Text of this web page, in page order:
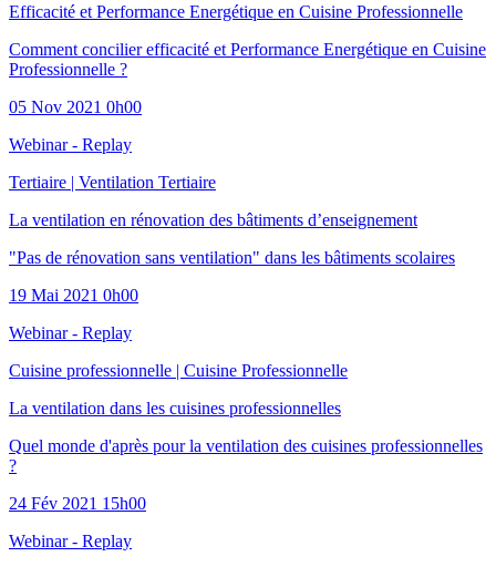
Efficacité et Performance Energétique en Cuisine Professionnelle
Comment concilier efficacité et Performance Energétique en Cuisine
Professionnelle ?
05 Nov 2021 0h00
Webinar - Replay
Tertiaire | Ventilation Tertiaire
La ventilation en rénovation des bâtiments d’enseignement
"Pas de rénovation sans ventilation" dans les bâtiments scolaires
19 Mai 2021 0h00
Webinar - Replay
Cuisine professionnelle | Cuisine Professionnelle
La ventilation dans les cuisines professionnelles
Quel monde d'après pour la ventilation des cuisines professionnelles
?
24 Fév 2021 15h00
Webinar - Replay